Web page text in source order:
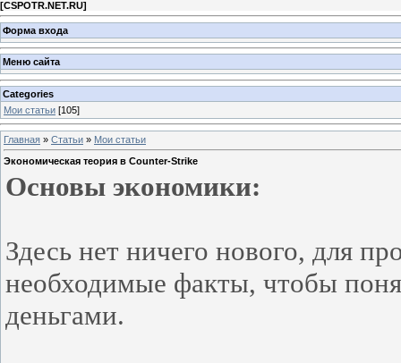
[CSPOTR.NET.RU]
Форма входа
Меню сайта
Categories
Мои статьи [105]
Главная » Статьи » Мои статьи
Экономическая теория в Counter-Strike
Основы экономики:
Здесь нет ничего нового, для
необходимые факты, чтобы
деньгами.